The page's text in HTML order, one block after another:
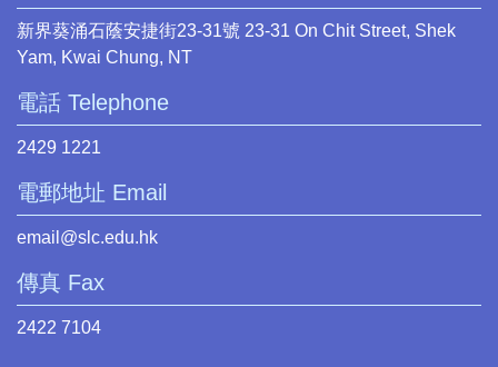
新界葵涌石蔭安捷街23-31號 23-31 On Chit Street, Shek
Yam, Kwai Chung, NT
電話 Telephone
2429 1221
電郵地址 Email
email@slc.edu.hk
傳真 Fax
2422 7104